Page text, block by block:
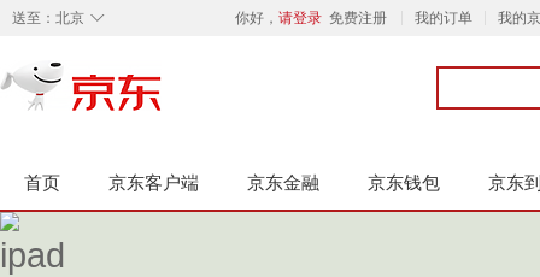
◇
送至： 北京 你好， 请登录 免费注册 我的订单 我的
首页 京东客户端 京东金融 京东钱包 京东